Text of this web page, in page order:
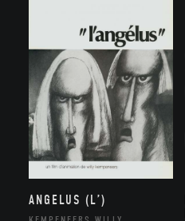
ANGELUS (L’)